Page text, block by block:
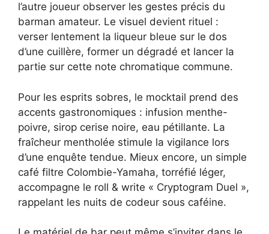
l’autre joueur observer les gestes précis du
barman amateur. Le visuel devient rituel :
verser lentement la liqueur bleue sur le dos
d’une cuillère, former un dégradé et lancer la
partie sur cette note chromatique commune.
Pour les esprits sobres, le mocktail prend des
accents gastronomiques : infusion menthe-
poivre, sirop cerise noire, eau pétillante. La
fraîcheur mentholée stimule la vigilance lors
d’une enquête tendue. Mieux encore, un simple
café filtre Colombie-Yamaha, torréfié léger,
accompagne le roll & write « Cryptogram Duel »,
rappelant les nuits de codeur sous caféine.